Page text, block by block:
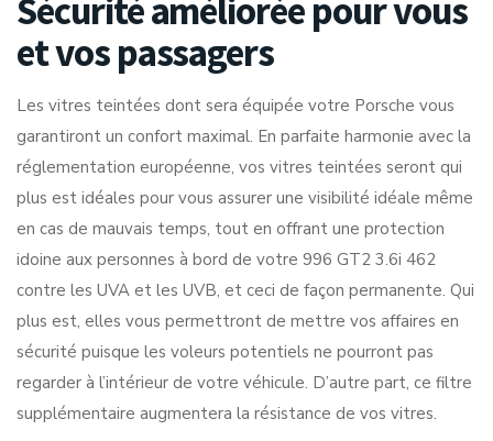
Sécurité améliorée pour vous
et vos passagers
Les vitres teintées dont sera équipée votre Porsche vous
garantiront un confort maximal. En parfaite harmonie avec la
réglementation européenne, vos vitres teintées seront qui
plus est idéales pour vous assurer une visibilité idéale même
en cas de mauvais temps, tout en offrant une protection
idoine aux personnes à bord de votre 996 GT2 3.6i 462
contre les UVA et les UVB, et ceci de façon permanente. Qui
plus est, elles vous permettront de mettre vos affaires en
sécurité puisque les voleurs potentiels ne pourront pas
regarder à l’intérieur de votre véhicule. D’autre part, ce filtre
supplémentaire augmentera la résistance de vos vitres.